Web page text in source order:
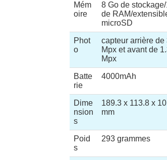
Mém
oire
8 Go de
de RAM/
microSD
Phot
o
capteur arrière de
Mpx et avant de
Mpx
Batte
rie
4000mAh
Dime
nsion
s
189.3 x 113.8 x
mm
Poid
s
293 grammes